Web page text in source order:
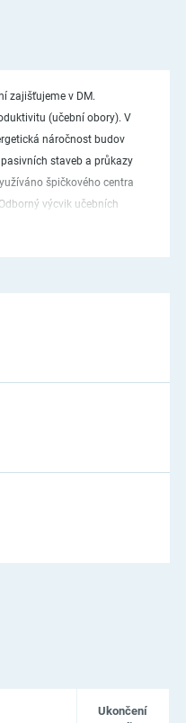
zajišťujeme v DM.
(učební obory). V
náročnost budov
staveb a průkazy
špičkového centra
výcvik učebních
a ve kvalitně
Ukončení